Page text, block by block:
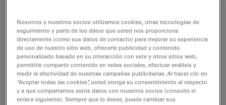
Nosotros y nuestros socios utilizamos cookies, otras tecnologías de
seguimiento y parte de los datos que usted nos proporciona
directamente (como sus datos de contacto) para mejorar su experiencia
de uso de nuestro sitio web, ofrecerle publicidad y contenido
personalizado basado en su interacción con este y otros sitios web,
permitirle compartir contenido en redes sociales, efectuar análisis y
medir la efectividad de nuestras campañas publicitarias. Al hacer clic en
“Aceptar todas las cookies”, usted otorga su consentimiento al respecto
y a que compartamos estos datos con nuestros socios (consulte el
enlace siguiente). Siempre que lo desee, puede cambiar sus